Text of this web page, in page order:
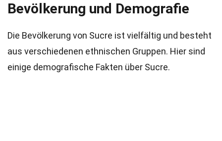
Bevölkerung und Demografie
Die Bevölkerung von Sucre ist vielfältig und besteht
aus verschiedenen ethnischen Gruppen. Hier sind
einige demografische Fakten über Sucre.